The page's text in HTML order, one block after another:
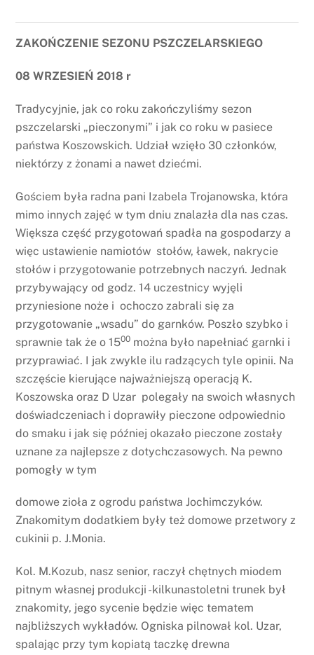
ZAKOŃCZENIE SEZONU PSZCZELARSKIEGO
08 WRZESIEŃ 2018 r
Tradycyjnie, jak co roku zakończyliśmy sezon
pszczelarski „pieczonymi” i jak co roku w pasiece
państwa Koszowskich. Udział wzięło 30 członków,
niektórzy z żonami a nawet dziećmi.
Gościem była radna pani Izabela Trojanowska, która
mimo innych zajęć w tym dniu znalazła dla nas czas.
Większa część przygotowań spadła na gospodarzy a
więc ustawienie namiotów stołów, ławek, nakrycie
stołów i przygotowanie potrzebnych naczyń. Jednak
przybywający od godz. 14 uczestnicy wyjęli
przyniesione noże i ochoczo zabrali się za
przygotowanie „wsadu” do garnków. Poszło szybko i
sprawnie tak że o 1500 można było napełniać garnki i
przyprawiać. I jak zwykle ilu radzących tyle opinii. Na
szczęście kierujące najważniejszą operacją K.
Koszowska oraz D Uzar polegały na swoich własnych
doświadczeniach i doprawiły pieczone odpowiednio
do smaku i jak się później okazało pieczone zostały
uznane za najlepsze z dotychczasowych. Na pewno
pomogły w tym
domowe zioła z ogrodu państwa Jochimczyków.
Znakomitym dodatkiem były też domowe przetwory z
cukinii p. J.Monia.
Kol. M.Kozub, nasz senior, raczył chętnych miodem
pitnym własnej produkcji -kilkunastoletni trunek był
znakomity, jego sycenie będzie więc tematem
najbliższych wykładów. Ogniska pilnował kol. Uzar,
spalając przy tym kopiatą taczkę drewna